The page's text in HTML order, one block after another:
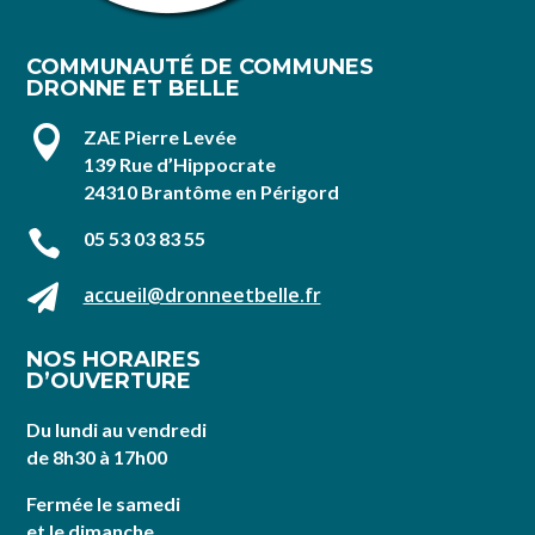
COMMUNAUTÉ DE COMMUNES
DRONNE ET BELLE

ZAE Pierre Levée
139 Rue d’Hippocrate
24310 Brantôme en Périgord
 05 53 03 83 55
 accueil@dronneetbelle.fr
NOS HORAIRES
D’OUVERTURE
Du lundi au vendredi
de 8h30 à 17h00
Fermée le samedi